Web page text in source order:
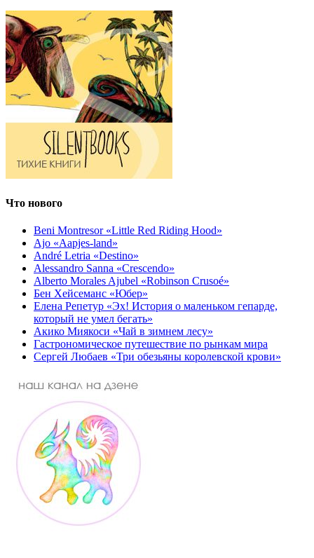
Что нового
Beni Montresor «Little Red Riding Hood»
Ajo «Aapjes-land»
André Letria «Destino»
Alessandro Sanna «Crescendo»
Alberto Morales Ajubel «Robinson Crusoé»
Бен Хейсеманс «Юбер»
Елена Репетур «Эх! История о маленьком гепарде,
который не умел бегать»
Акико Миякоси «Чай в зимнем лесу»
Гастрономическое путешествие по рынкам мира
Сергей Любаев «Три обезьяны королевской крови»